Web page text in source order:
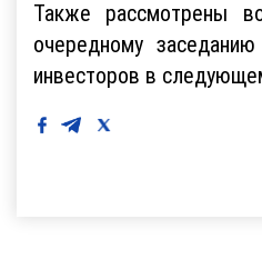
Также рассмотрены
очередному
инвесторов в